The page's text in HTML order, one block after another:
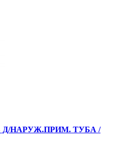
Д/НАРУЖ.ПРИМ. ТУБА /